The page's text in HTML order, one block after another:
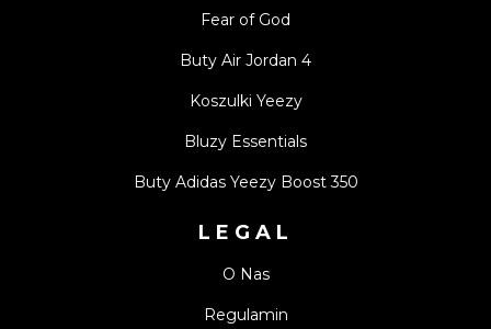
Fear of God
Buty Air Jordan 4
Koszulki Yeezy
Bluzy Essentials
Buty Adidas Yeezy Boost 350
LEGAL
O Nas
Regulamin